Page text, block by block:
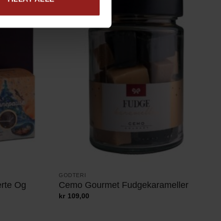
Og
GODTERI
Cemo Gourmet Fudgekarameller
kr 109,00